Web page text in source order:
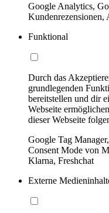
Google Analytics,
Kundenrezensionen,
Funktional
Durch das
grundlegenden
bereitstellen und dir
Webseite
dieser Webseite
Google Tag
Consent Mode von
Klarna, Freshchat
Externe